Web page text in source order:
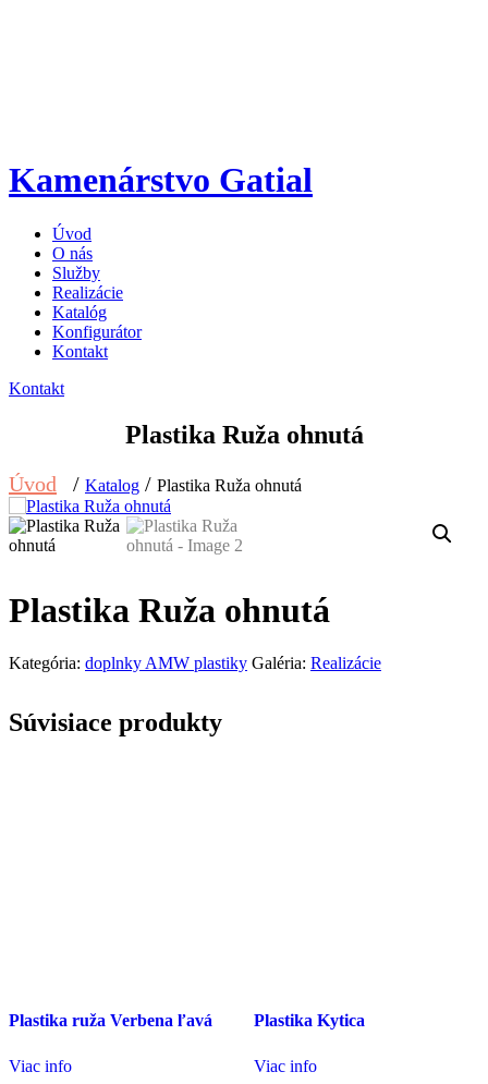
Kamenárstvo Gatial
Úvod
O nás
Služby
Realizácie
Katalóg
Konfigurátor
Kontakt
Kontakt
Plastika Ruža ohnutá
Úvod / Katalog / Plastika Ruža ohnutá
Plastika Ruža ohnutá
Kategória: doplnky AMW plastiky Galéria: Realizácie
Súvisiace produkty
Plastika ruža Verbena ľavá
Viac info
Plastika Kytica
Viac info